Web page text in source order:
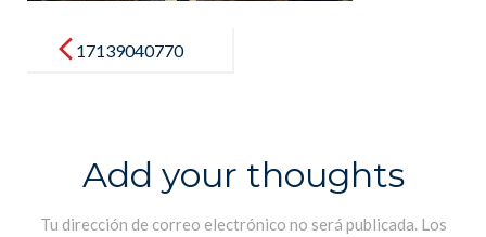
navigation17139040770
Add your thoughts
Tu dirección de correo electrónico no será publicada. Los